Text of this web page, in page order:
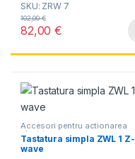
u
t
o
f
SKU: ZRW 7
82,00€
102,00€
Accesori pentru actionarea
electrica
Tastatura simpla ZWL 1 Z-
wave